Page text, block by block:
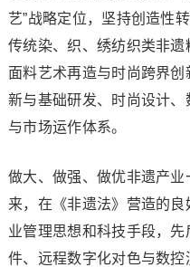
艺”战略定位，坚持创造性
传统染、织、绣纺织类非遗
面料艺术再造与时尚跨界
新与基础研发、时尚设计
与市场运作体系。
做大、做强、做优非遗产
来，在《非遗法》营造的
业管理思想和科技手段，
件、远程数字化对色与数